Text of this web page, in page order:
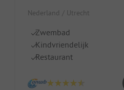
Nederland / Utrecht
Zwembad
Kindvriendelijk
Restaurant